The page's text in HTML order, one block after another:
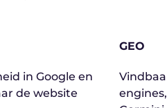
GEO
in Google en
de website